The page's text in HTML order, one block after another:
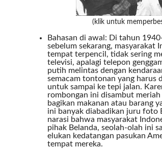
(klik untuk
Bahasan di awal: Di tahun
sebelum sekarang, masyarakat
tempat terpencil, tidak sering
televisi, apalagi telepon
putih melintas dengan
semacam tontonan yang harus
untuk sampai ke tepi jalan.
rombongan ini disambut
bagikan makanan atau barang
ini banyak diabadikan juru foto
narasi bahwa masyarakat
pihak Belanda, seolah-olah ini
elukan kedatangan pasukan
tempat mereka.